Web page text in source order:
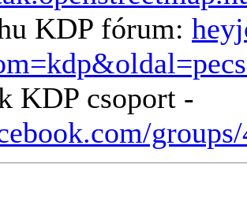
KDP fórum:
KDP csoport -